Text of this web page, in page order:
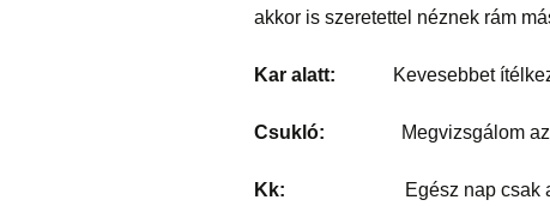
akkor is szeretettel néznek rám
Kar alatt: Kevesebbet
Csukló: Megvizsgálom az
Kk: Egész nap csak a saját